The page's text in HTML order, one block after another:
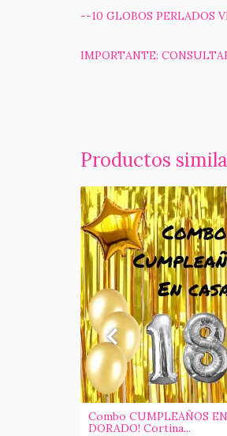
--10 GLOBOS PERLADOS
IMPORTANTE:
Productos
Combo CUMPLEAÑOS
DORADO! Cortina...